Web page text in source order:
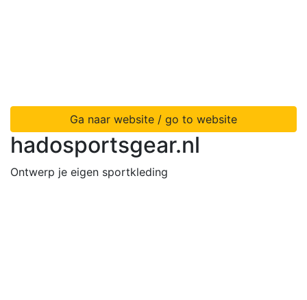
Ga naar website / go to website
hadosportsgear.nl
Ontwerp je eigen sportkleding